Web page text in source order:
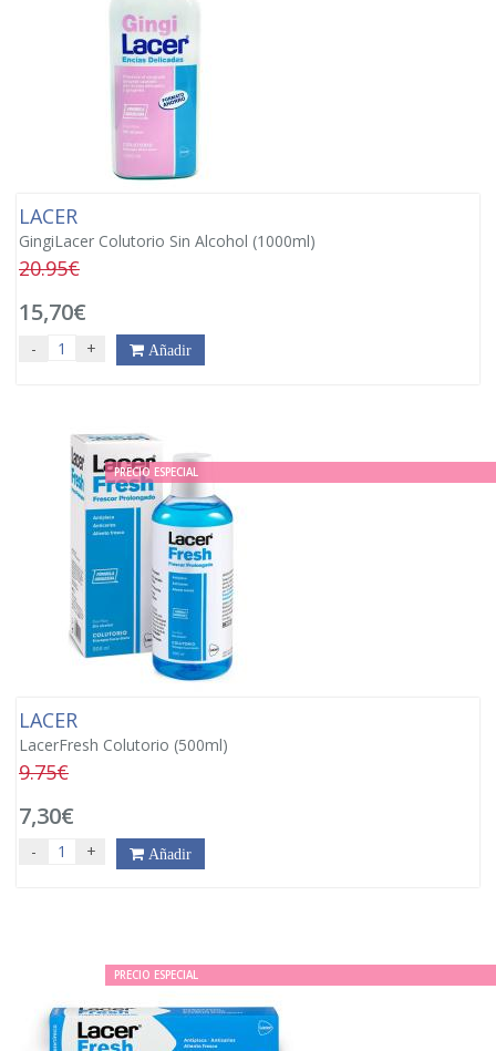
LACER
GingiLacer Colutorio Sin Alcohol (1000ml)
20.95€
15,70€
- + Añadir
PRECIO ESPECIAL
LACER
LacerFresh Colutorio (500ml)
9.75€
7,30€
- + Añadir
PRECIO ESPECIAL